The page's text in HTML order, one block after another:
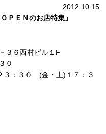
2012.10.15
ＰＥＮのお店特集」
６西村ビル１F
０
：３０ (金・土)１７：３